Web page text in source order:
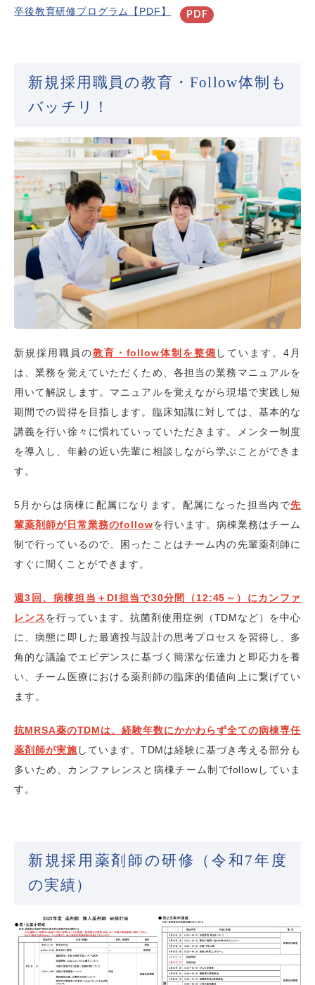
卒後教育研修プログラム【PDF】
新規採用職員の教育・Follow体制も
バッチリ！
新規採用職員の教育・follow体制を整備 しています。4月
は、業務を覚えていただくため、各担当の業務マニュアルを
用いて解説します。マニュアルを覚えながら現場で実践し短
期間での習得を目指します。臨床知識に対しては、基本的な
講義を行い徐々に慣れていっていただきます。メンター制度
を導入し、年齢の近い先輩に相談しながら学ぶことができま
す。
5月からは病棟に配属になります。配属になった担当内で先
輩薬剤師が日常業務のfollowを行います。病棟業務はチーム
制で行っているので、困ったことはチーム内の先輩薬剤師に
すぐに聞くことができます。
週3回、病棟担当＋DI担当で30分間（12:45～）にカンファ
レンスを行っています。抗菌剤使用症例（TDMなど）を中心
に、病態に即した最適投与設計の思考プロセスを習得し、多
角的な議論でエビデンスに基づく簡潔な伝達力と即応力を養
い、チーム医療における薬剤師の臨床的価値向上に繋げてい
ます。
抗MRSA薬のTDMは、経験年数にかかわらず全ての病棟専任
薬剤師が実施しています。TDMは経験に基づき考える部分も
多いため、カンファレンスと病棟チーム制でfollowしていま
す。
新規採用薬剤師の研修（令和7年度
の実績）